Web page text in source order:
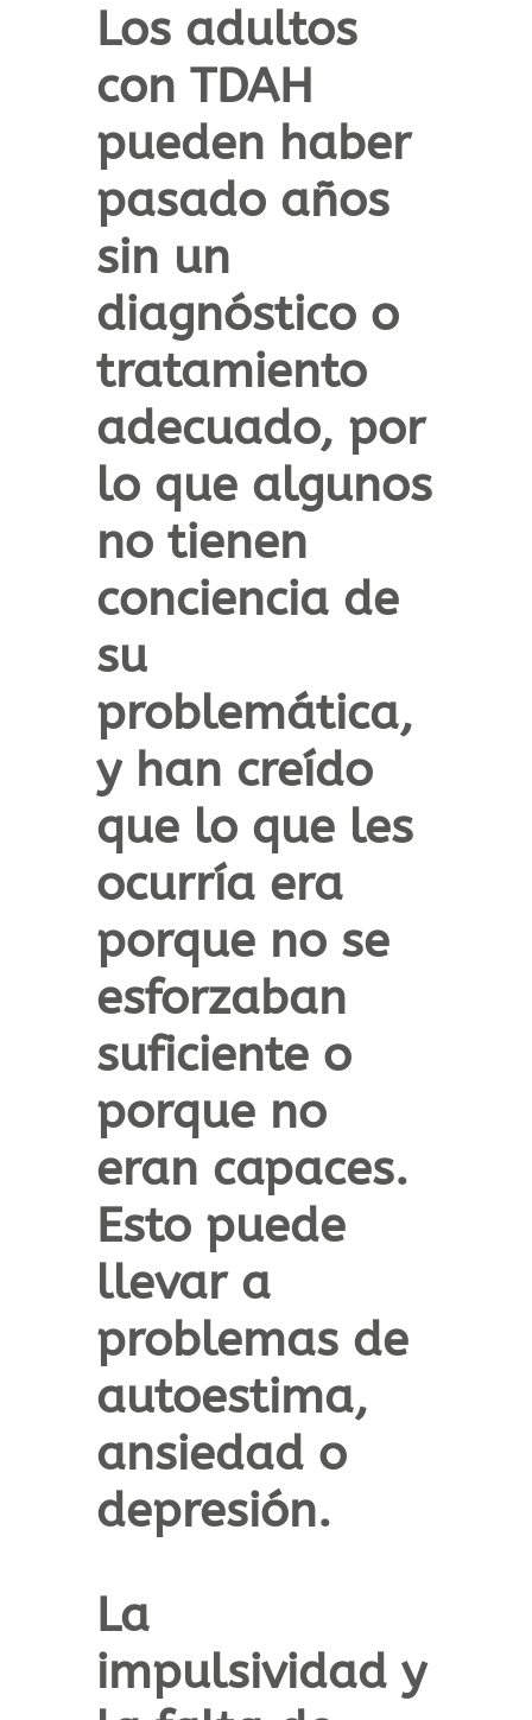
Los adultos
con TDAH
pueden haber
pasado años
sin un
diagnóstico o
tratamiento
adecuado, por
lo que algunos
no tienen
conciencia de
su
problemática,
y han creído
que lo que les
ocurría era
porque no se
esforzaban
suficiente o
porque no
eran capaces.
Esto puede
llevar a
problemas de
autoestima,
ansiedad o
depresión.
La
impulsividad y